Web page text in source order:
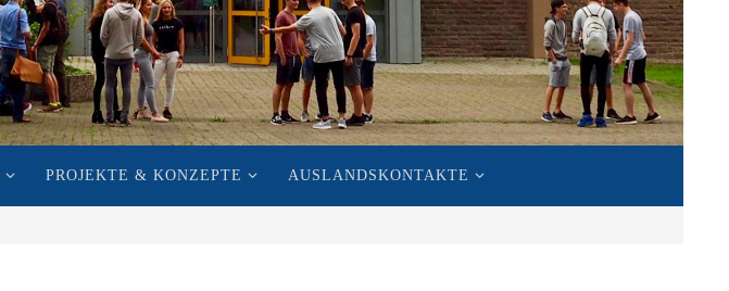
PROJEKTE & KONZEPTE AUSLANDSKONTAKTE